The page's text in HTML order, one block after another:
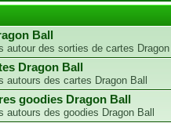
Ball
autour des sorties de cartes
Dragon Ball
autours des cartes Dragon Ball
goodies Dragon Ball
autours des goodies Dragon Ball